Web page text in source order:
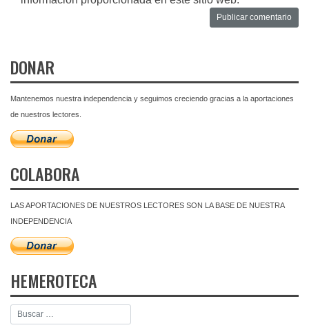
DONAR
Mantenemos nuestra independencia y seguimos creciendo gracias a la aportaciones
de nuestros lectores.
COLABORA
LAS APORTACIONES DE NUESTROS LECTORES SON LA BASE DE NUESTRA
INDEPENDENCIA
HEMEROTECA